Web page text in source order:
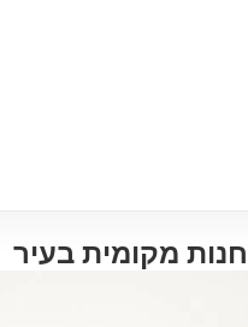
חנות מקומית בעיר